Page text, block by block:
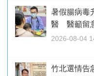
暑假腸病毒
醫 醫籲留
2026-08-04
竹北選情告